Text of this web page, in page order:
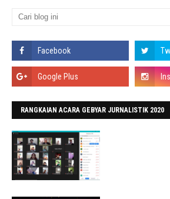
RANGKAIAN ACARA GEBYAR JURNALISTIK 2020